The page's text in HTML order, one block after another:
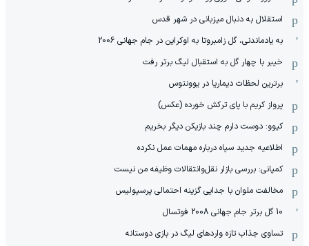
استقلال به دنبال میزبانی در شهر قدس
به یادماندنی، گل زامبروتا به اوکراین در جام جهانی 2006
خیبر با چهار گل به استقبال لیگ برتر رفت
برترین لحظات دیماریا در یوونتوس
پرواز کریم با پای ترکش خورده (عکس)
کیوو: دوست دارم چند بازیکن دیگر بخریم
اطلاعیه جدید سپاه درباره مهمات عمل نکرده
کمپانی: بررسی بازار نقل‌وانتقالات وظیفه من نیست
مخالفت ملوان با جدایی گزینه احتمالی پرسپولیس
10 گل برتر جام جهانی 2008 فوتسال
تساوی جذاب تازه واردهای لیگ در بازی دوستانه